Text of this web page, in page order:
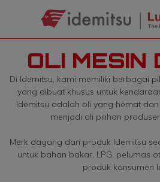
OLI MESIN
Di Idemitsu, kami memiliki berbagai
yang dibuat khusus untuk
Idemitsu adalah oli yang hemat
menjadi oli pilihan
Merk dagang dari produk Idemitsu
untuk bahan bakar, LPG, pelumas
produk konsumen